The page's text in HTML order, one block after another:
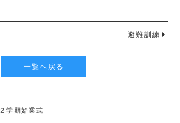
避難訓練
一覧へ戻る
２学期始業式